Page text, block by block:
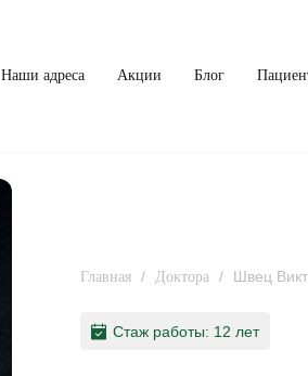
Наши адреса Акции Блог
Главная / Доктора / Швец
Стаж работы: 12 лет